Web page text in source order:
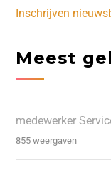
Inschrijven
Meest
medewerker
855 weergaven